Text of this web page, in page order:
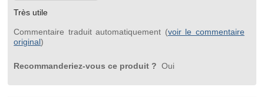
Très utile
Commentaire traduit automatiquement (voir le commentaire
original)
Recommanderiez-vous ce produit ? Oui